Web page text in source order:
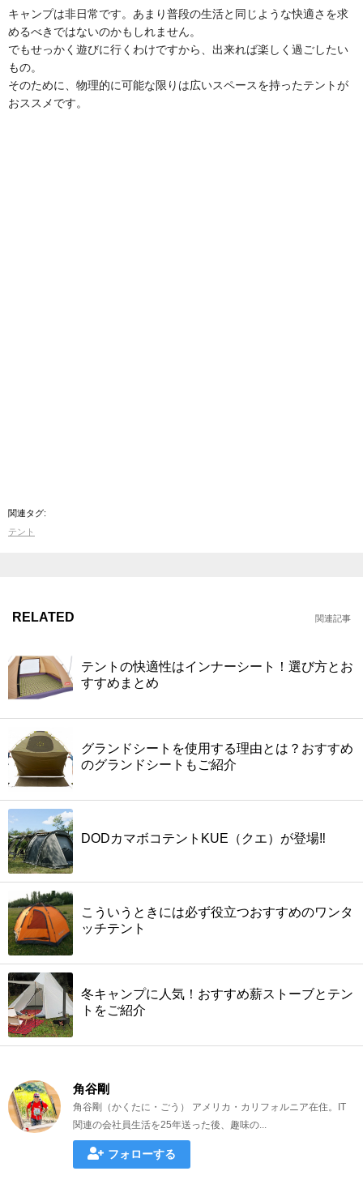
キャンプは非日常です。あまり普段の生活と同じような快適さを求
めるべきではないのかもしれません。
でもせっかく遊びに行くわけですから、出来れば楽しく過ごしたい
もの。
そのために、物理的に可能な限りは広いスペースを持ったテントが
おススメです。
関連タグ:
テント
RELATED 関連記事
テントの快適性はインナーシート！選び方とお
すすめまとめ
グランドシートを使用する理由とは？おすすめ
のグランドシートもご紹介
DODカマボコテントKUE（クエ）が登場‼
こういうときには必ず役立つおすすめのワンタ
ッチテント
冬キャンプに人気！おすすめ薪ストーブとテン
トをご紹介
角谷剛
角谷剛（かくたに・ごう） アメリカ・カリフォルニア在住。IT
関連の会社員生活を25年送った後、趣味の...
フォローする